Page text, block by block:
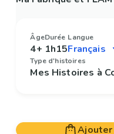
Âge
4+
Durée
1h15
Langue
Type d'histoires
Mes Histoires à
Ajouter